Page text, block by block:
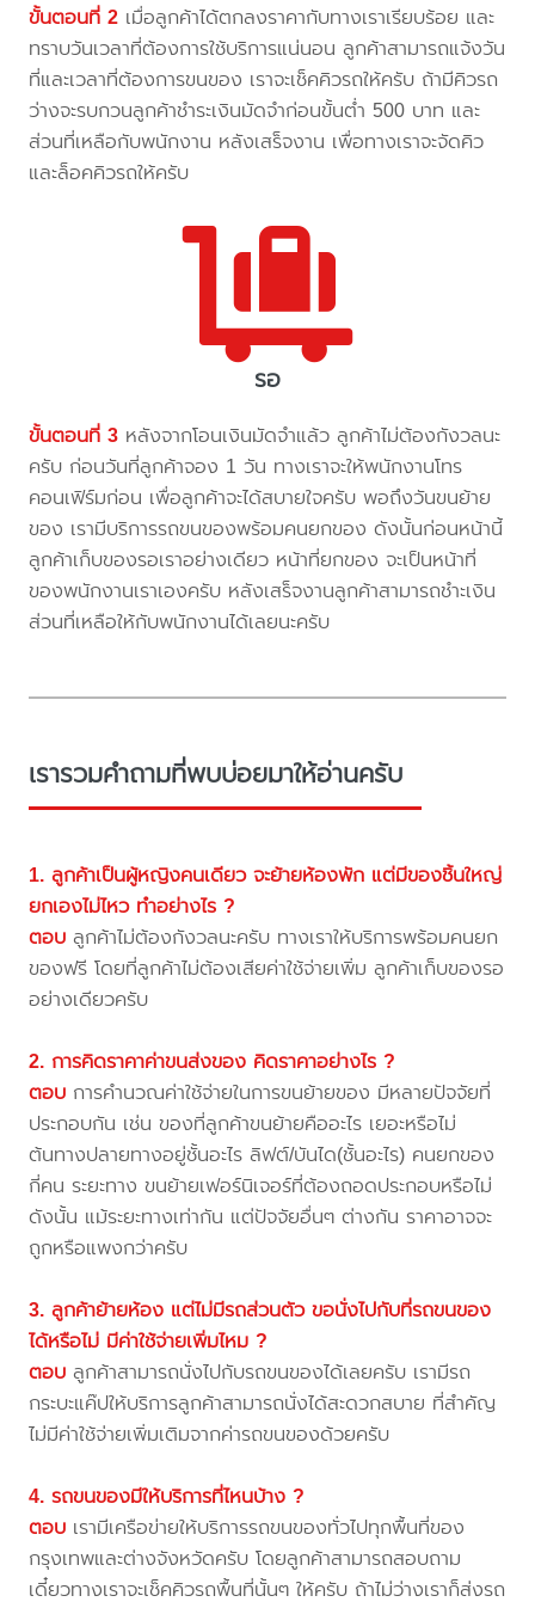
ขั้นตอนที่ 2 เมื่อลูกค้าได้ตกลงราคากับทางเราเรียบร้อย และ
ทราบวันเวลาที่ต้องการใช้บริการแน่นอน ลูกค้าสามารถแจ้งวัน
ที่และเวลาที่ต้องการขนของ เราจะเช็คคิวรถให้ครับ ถ้ามีคิวรถ
ว่างจะรบกวนลูกค้าชำระเงินมัดจำก่อนขั้นต่ำ 500 บาท และ
ส่วนที่เหลือกับพนักงาน หลังเสร็จงาน เพื่อทางเราจะจัดคิว
และล็อคคิวรถให้ครับ
รอ
ขั้นตอนที่ 3 หลังจากโอนเงินมัดจำแล้ว ลูกค้าไม่ต้องกังวลนะ
ครับ ก่อนวันที่ลูกค้าจอง 1 วัน ทางเราจะให้พนักงานโทร
คอนเฟิร์มก่อน เพื่อลูกค้าจะได้สบายใจครับ พอถึงวันขนย้าย
ของ เรามีบริการรถขนของพร้อมคนยกของ ดังนั้นก่อนหน้านี้
ลูกค้าเก็บของรอเราอย่างเดียว หน้าที่ยกของ จะเป็นหน้าที่
ของพนักงานเราเองครับ หลังเสร็จงานลูกค้าสามารถชำะเงิน
ส่วนที่เหลือให้กับพนักงานได้เลยนะครับ
เรารวมคำถามที่พบบ่อยมาให้อ่านครับ
1. ลูกค้าเป็นผู้หญิงคนเดียว จะย้ายห้องพัก แต่มีของชิ้นใหญ่
ยกเองไม่ไหว ทำอย่างไร ?
ตอบ ลูกค้าไม่ต้องกังวลนะครับ ทางเราให้บริการพร้อมคนยก
ของฟรี โดยที่ลูกค้าไม่ต้องเสียค่าใช้จ่ายเพิ่ม ลูกค้าเก็บของรอ
อย่างเดียวครับ
2. การคิดราคาค่าขนส่งของ คิดราคาอย่างไร ?
ตอบ การคำนวณค่าใช้จ่ายในการขนย้ายของ มีหลายปัจจัยที่
ประกอบกัน เช่น ของที่ลูกค้าขนย้ายคืออะไร เยอะหรือไม่
ต้นทางปลายทางอยู่ชั้นอะไร ลิฟต์/บันได(ชั้นอะไร) คนยกของ
กี่คน ระยะทาง ขนย้ายเฟอร์นิเจอร์ที่ต้องถอดประกอบหรือไม่
ดังนั้น แม้ระยะทางเท่ากัน แต่ปัจจัยอื่นๆ ต่างกัน ราคาอาจจะ
ถูกหรือแพงกว่าครับ
3. ลูกค้าย้ายห้อง แต่ไม่มีรถส่วนตัว ขอนั่งไปกับที่รถขนของ
ได้หรือไม่ มีค่าใช้จ่ายเพิ่มไหม ?
ตอบ ลูกค้าสามารถนั่งไปกับรถขนของได้เลยครับ เรามีรถ
กระบะแค๊ปให้บริการลูกค้าสามารถนั่งได้สะดวกสบาย ที่สำคัญ
ไม่มีค่าใช้จ่ายเพิ่มเติมจากค่ารถขนของด้วยครับ
4. รถขนของมีให้บริการที่ไหนบ้าง ?
ตอบ เรามีเครือข่ายให้บริการรถขนของทั่วไปทุกพื้นที่ของ
กรุงเทพและต่างจังหวัดครับ โดยลูกค้าสามารถสอบถาม
เดี๋ยวทางเราจะเช็คคิวรถพื้นที่นั้นๆ ให้ครับ ถ้าไม่ว่างเราก็ส่งรถ